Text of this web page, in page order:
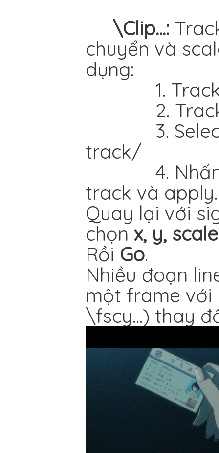
\Clip...:
chuyển và
dụng:
1. Track
2. Track
3. Select
track/
4. Nhấn
track và apply.
Quay lại với
chọn x, y,
Rồi Go.
Nhiều đoạn
một frame
\fscy...) thay